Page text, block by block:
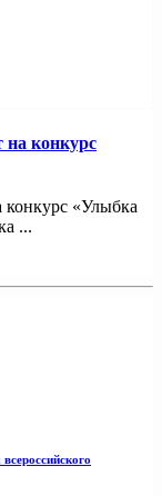
конкурс
«Улыбка
...